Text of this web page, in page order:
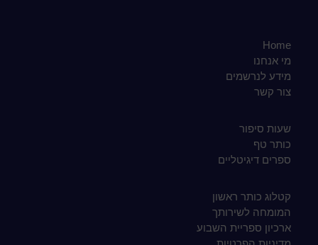
Home
מי אנחנו
מידע לנרשמים
צור קשר
שעות סיפור
כותר טף
ספרים דיגיטליים
קטלוג כותר ראשון
המומחה לשירותך
ארכיון ספריית השבוע